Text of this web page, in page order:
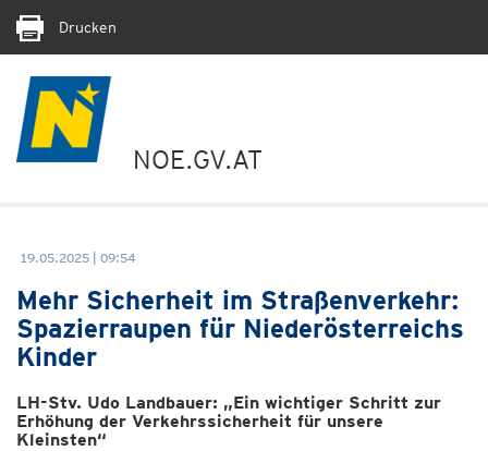
Drucken
NOE.GV.AT
19.05.2025 | 09:54
Mehr Sicherheit im Straßenverkehr:
Spazierraupen für Niederösterreichs
Kinder
LH-Stv. Udo Landbauer: „Ein wichtiger Schritt zur
Erhöhung der Verkehrssicherheit für unsere
Kleinsten“